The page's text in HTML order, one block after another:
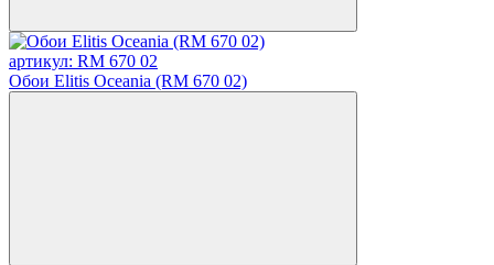
артикул: RM 670 02
Обои Elitis Oceania (RM 670 02)